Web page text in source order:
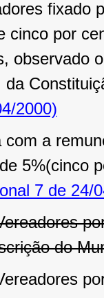
fixado
cinco por
observado
2000)
a
5%(cinco
7 de 24/
do